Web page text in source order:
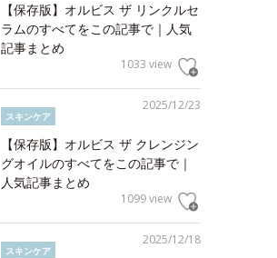
【保存版】オルビス ザ リンクルセ
ラムのすべてをこの記事で｜人気
記事まとめ
1033 view
2025/12/23
スキンケア
【保存版】オルビス ザ クレンジン
グオイルのすべてをこの記事で｜
人気記事まとめ
1099 view
2025/12/18
スキンケア